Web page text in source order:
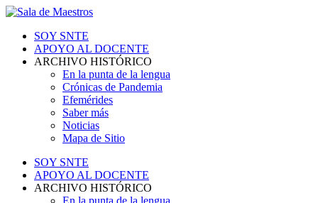
SOY SNTE
APOYO AL DOCENTE
ARCHIVO HISTÓRICO
En la punta de la lengua
Crónicas de Pandemia
Efemérides
Saber más
Noticias
Mapa de Sitio
SOY SNTE
APOYO AL DOCENTE
ARCHIVO HISTÓRICO
En la punta de la lengua